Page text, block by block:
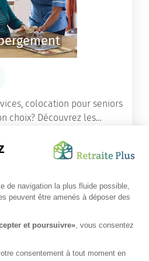
colocation pour seniors
les
l'article
aide de nos équipes ?
& disponibilités